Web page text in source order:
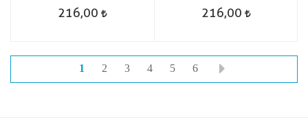
216,00 216,00
1 2 3 4 5 6